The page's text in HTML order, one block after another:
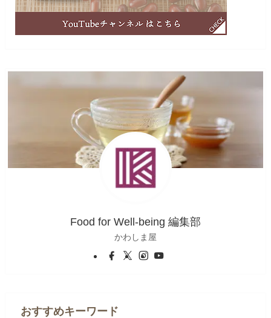
Food for Well-being 編集部
かわしま屋
おすすめキーワード